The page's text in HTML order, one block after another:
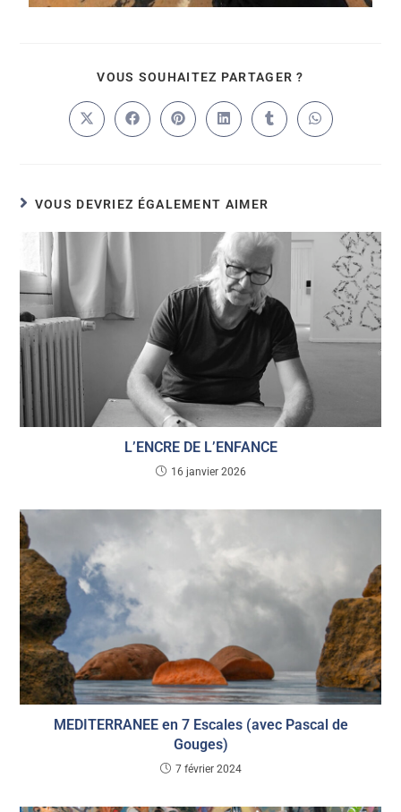
VOUS SOUHAITEZ PARTAGER ?
VOUS DEVRIEZ ÉGALEMENT AIMER
L’ENCRE DE L’ENFANCE
16 janvier 2026
MEDITERRANEE en 7 Escales (avec Pascal de
Gouges)
7 février 2024